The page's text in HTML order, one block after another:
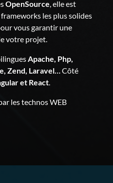
OpenSource, elle est
les plus solides
vous garantir une
votre projet.
Apache, Php,
Zend, Laravel…Côté
et React.
les technos WEB
interactions Javascript
des outils tiers de
MirrorSync.